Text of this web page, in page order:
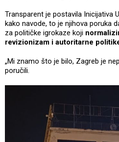
Transparent je postavila Inicijativa
kako navode, to je njihova poruka
za političke igrokaze koji
revizionizam i autoritarne
„Mi znamo što je bilo, Zagreb je
poručili.